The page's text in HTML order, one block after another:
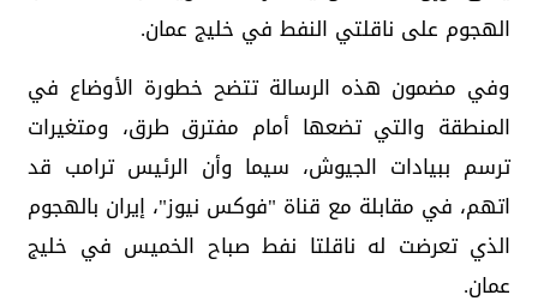
الهجوم على ناقلتي النفط في خليج عمان.
وفي مضمون هذه الرسالة تتضح خطورة الأوضاع في
المنطقة والتي تضعها أمام مفترق طرق، ومتغيرات
ترسم ببيادات الجيوش، سيما وأن الرئيس ترامب قد
اتهم، في مقابلة مع قناة "فوكس نيوز"، إيران بالهجوم
الذي تعرضت له ناقلتا نفط صباح الخميس في خليج
عمان.